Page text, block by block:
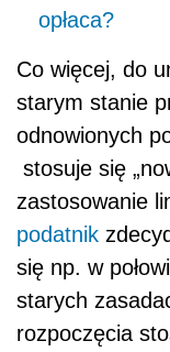
opłaca?
Co więcej, do
starym stanie
odnowionych
stosuje się
zastosowanie
podatnik
się np. w
starych
rozpoczęcia